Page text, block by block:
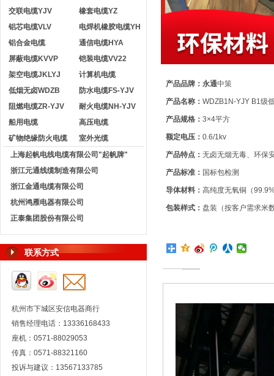
交联电缆YJV
橡套电缆YZ
铝芯电缆VLV
电焊机橡胶电缆YH
铝合金电缆
通信电缆HYA
屏蔽电缆KVVP
铠装电缆VV22
架空电缆JKLYJ
计算机电缆
低烟无卤WDZB
防水电缆FS-YJV
阻燃电缆ZR-YJV
耐火电缆NH-YJV
船用电缆
高压电缆
矿物绝缘防火电缆
室外光缆
上海起帆电线电缆有限公司"起帆牌"
浙江元通线缆制造有限公司
浙江金通电缆有限公司
杭州鸿雁电器有限公司
正泰集团股份有限公司
联系方式
杭州市下城区安信电器商行
销售经理电话：13336168433
座机：0571-88029053
传真：0571-88321160
投诉与建议：13567133785
产品品牌：永通中策
产品名称： WDZB1N-YJY B1级
产品规格： 3×4平方
额定电压： 0.6/1kv
产品特点： 无卤无烟无毒、环保
产品标准 ： 国标包检测
导体材料： 高纯度无氧铜（
包装样式： 盘装（按客户需求米